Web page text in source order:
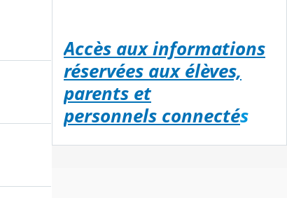
Accès aux informations
réservées aux élèves,
parents et
personnels connectés